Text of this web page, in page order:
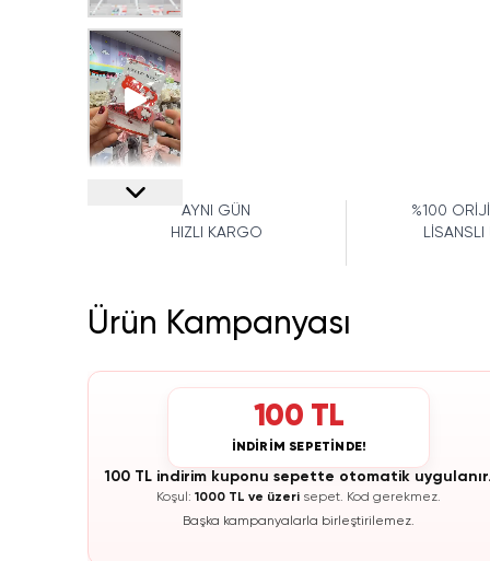
AYNI GÜN
HIZLI KARGO
%100
LİSANSLI
Ürün Kampanyası
100 TL
İNDİRİM SEPETİNDE!
100 TL indirim kuponu sepette otomatik uygulanır.
Koşul:1000 TL ve üzeri sepet. Kod gerekmez.
Başka kampanyalarla birleştirilemez.